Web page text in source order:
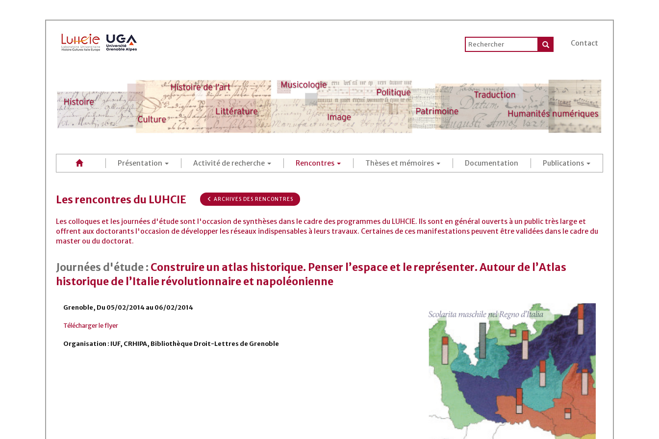
Contact
Présentation Activité de recherche Rencontres Thèses et mémoires Documentation Publications
Les rencontres du LUHCIE ARCHIVES DES RENCONTRES
Les colloques et les journées d'étude sont l'occasion de synthèses dans le cadre des programmes du LUHCIE. Ils sont en général ouverts à un public très large et
offrent aux doctorants l'occasion de développer les réseaux indispensables à leurs travaux. Certaines de ces manifestations peuvent être validées dans le cadre du
master ou du doctorat.
Journées d'étude : Construire un atlas historique. Penser l’espace et le représenter. Autour de l’Atlas
historique de l’Italie révolutionnaire et napoléonienne
Grenoble, Du 05/02/2014 au 06/02/2014
Télécharger le flyer
Organisation : IUF, CRHIPA, Bibliothèque Droit-Lettres de Grenoble